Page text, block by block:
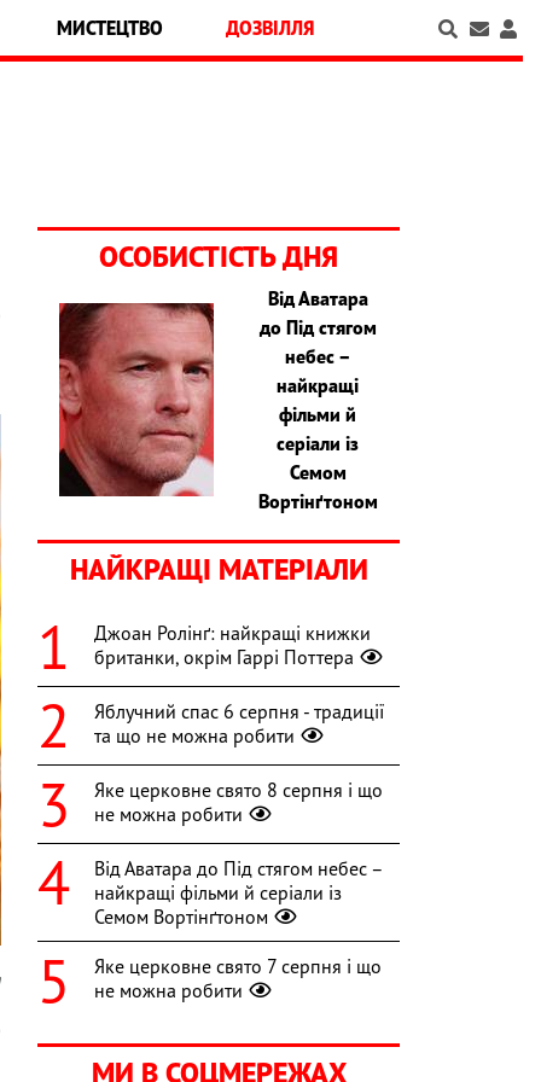
МИСТЕЦТВО ДОЗВІЛЛЯ
ОСОБИСТІСТЬ ДНЯ
Від Аватара
до Під стягом
небес –
найкращі
фільми й
серіали із
Семом
Вортінґтоном
НАЙКРАЩІ МАТЕРІАЛИ
Джоан Ролінґ: найкращі книжки
британки, окрім Гаррі Поттера
Яблучний спас 6 серпня - традиції
та що не можна робити
Яке церковне свято 8 серпня і що
не можна робити
Від Аватара до Під стягом небес –
найкращі фільми й серіали із
Семом Вортінґтоном
Яке церковне свято 7 серпня і що
не можна робити
МИ В СОЦМЕРЕЖАХ